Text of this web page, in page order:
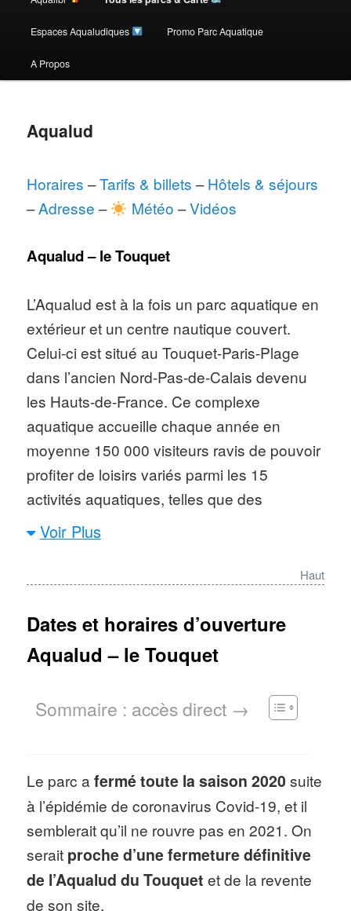
Espaces Aqualudiques Promo Parc Aquatique
A Propos
Aqualud
Horaires –Tarifs & billets –Hôtels & séjours
–Adresse – Météo –Vidéos
Aqualud – le Touquet
L’Aqualud est à la fois un parc aquatique en
extérieur et un centre nautique couvert.
Celui-ci est situé au Touquet-Paris-Plage
dans l’ancien Nord-Pas-de-Calais devenu
les Hauts-de-France. Ce complexe
aquatique accueille chaque année en
moyenne 150 000 visiteurs ravis de pouvoir
profiter de loisirs variés parmi les 15
activités aquatiques, telles que des
toboggans, une rivière rapide ainsi que des
Nombre d’attractions: 15 activités
nautiques, dont 9 en intérieur et 7 en
extérieur avec des attractions
adaptées aux petits, aux familles,
mais aussi aux plus téméraires, car
différents niveaux de difficulté.
A ne pas manquer
: le toboggan
« Black Hole » dans lequel les
baigneurs descendent dans une
bouée deux places dans l’obscurité
totale, le « Twister » où lancé dans
Voir Plus
Haut
Dates et horaires d’ouverture
Aqualud – le Touquet
Sommaire : accès direct →
Le parc afermé toute la saison 2020 suite
à l’épidémie de coronavirus Covid-19, et il
semblerait qu’il ne rouvre pas en 2021. On
serait proche d’une fermeture définitive
de l’Aqualud du Touquet et de la revente
de son site.